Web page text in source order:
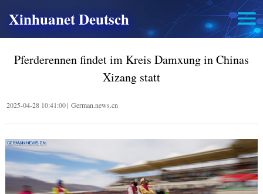
Xinhuanet Deutsch
Pferderennen findet im Kreis Damxung in Chinas
Xizang statt
2025-04-28 10:41:00| German.news.cn